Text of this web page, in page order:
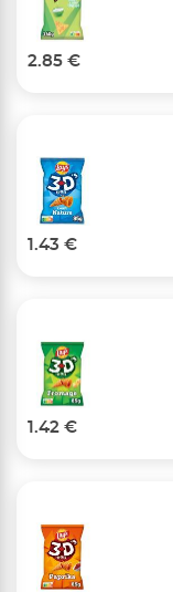
2.85 €
1.43 €
1.42 €